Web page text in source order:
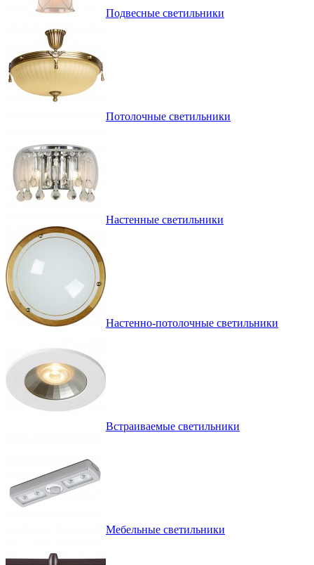
Подвесные светильники
Потолочные светильники
Настенные светильники
Настенно-потолочные светильники
Встраиваемые светильники
Мебельные светильники